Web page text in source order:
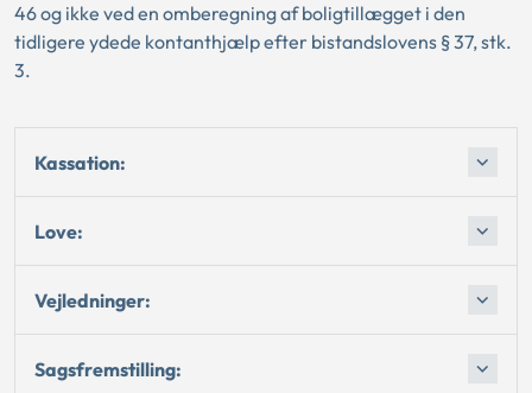
46 og ikke ved en omberegning af boligtillægget i den
tidligere ydede kontanthjælp efter bistandslovens § 37, stk.
3.
Kassation:
Love:
Vejledninger:
Sagsfremstilling: